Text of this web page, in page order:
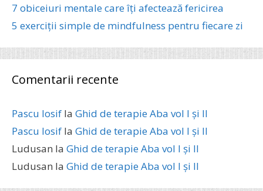
7 obiceiuri mentale care îți afectează fericirea
5 exerciții simple de mindfulness pentru fiecare zi
Comentarii recente
Pascu Iosif la Ghid de terapie Aba vol I și II
Pascu Iosif la Ghid de terapie Aba vol I și II
Ludusan la Ghid de terapie Aba vol I și II
Ludusan la Ghid de terapie Aba vol I și II